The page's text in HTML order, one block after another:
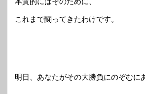
これまで闘ってきたわけです。
明日、あなたがその大勝負にのぞむに